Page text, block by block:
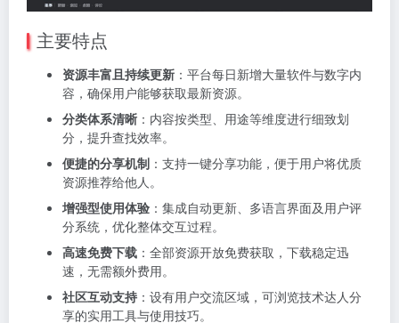
主要特点
资源丰富且持续更新 ：平台每日新增大量软件与数字内
容，确保用户能够获取最新资源。
分类体系清晰 ：内容按类型、用途等维度进行细致划
分，提升查找效率。
便捷的分享机制 ：支持一键分享功能，便于用户将优质
资源推荐给他人。
增强型使用体验 ：集成自动更新、多语言界面及用户评
分系统，优化整体交互过程。
高速免费下载 ：全部资源开放免费获取，下载稳定迅
速，无需额外费用。
社区互动支持 ：设有用户交流区域，可浏览技术达人分
享的实用工具与使用技巧。